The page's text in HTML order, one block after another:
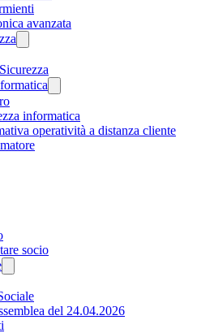
avanzata
informatica
operatività a distanza cliente
socio
del 24.04.2026